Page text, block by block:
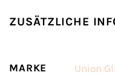
ZUSÄTZLICHE
MARKE Union